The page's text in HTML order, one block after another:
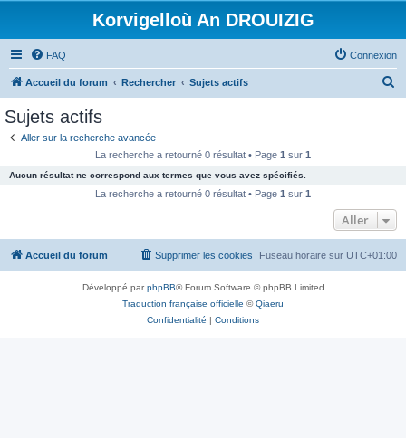
Korvigelloù An DROUIZIG
FAQ Connexion
Accueil du forum Rechercher Sujets actifs
c
e
Sujets actifs
Aller sur la recherche avancée
La recherche a retourné 0 résultat • Page 1 sur 1
Aucun résultat ne correspond aux termes que vous avez spécifiés.
La recherche a retourné 0 résultat • Page 1 sur 1
Aller
Accueil du forum Fuseau horaire sur UTC+01:00
Supprimer les cookies
Développé parphpBB® Forum Software © phpBB Limited
Traduction française officielle ©Qiaeru
Confidentialité | Conditions